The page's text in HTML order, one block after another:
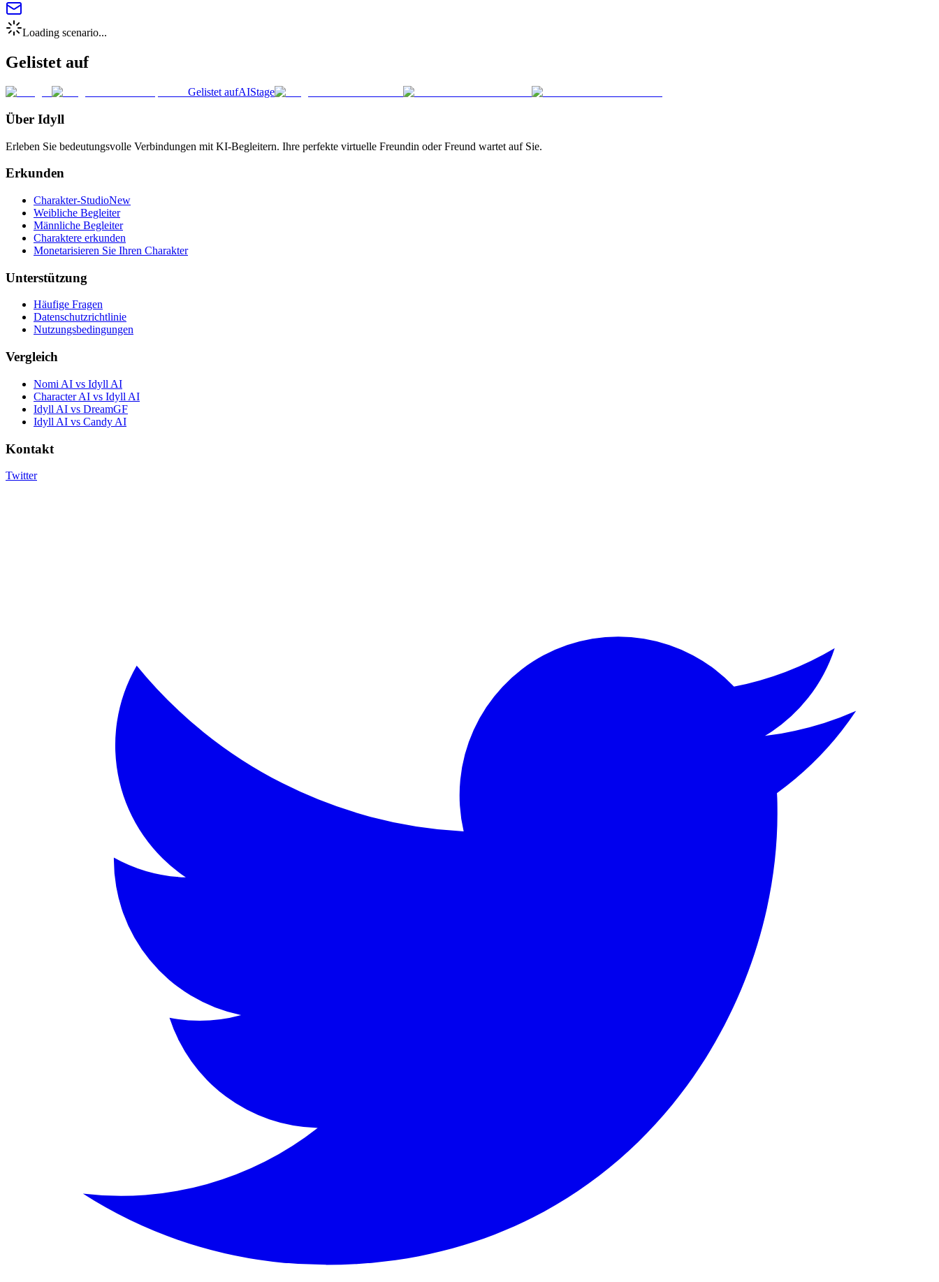
Loading scenario...
Gelistet auf
Gelistet aufAIStage
Über Idyll
Erleben Sie bedeutungsvolle Verbindungen mit KI-Begleitern. Ihre perfekte virtuelle Freundin oder Freund wartet auf Sie.
Erkunden
Charakter-StudioNew
Weibliche Begleiter
Männliche Begleiter
Charaktere erkunden
Monetarisieren Sie Ihren Charakter
Unterstützung
Häufige Fragen
Datenschutzrichtlinie
Nutzungsbedingungen
Vergleich
Nomi AI vs Idyll AI
Character AI vs Idyll AI
Idyll AI vs DreamGF
Idyll AI vs Candy AI
Kontakt
Twitter